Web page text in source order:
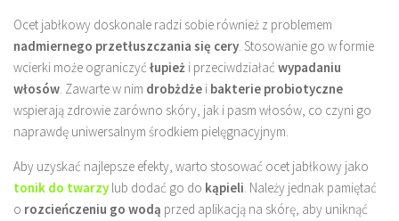
Ocet jabłkowy doskonale radzi sobie również z problemem
nadmiernego przetłuszczania się cery. Stosowanie go w formie
wcierki może ograniczyć łupież i przeciwdziałać wypadaniu
włosów. Zawarte w nim drobżdże i bakterie probiotyczne
wspierają zdrowie zarówno skóry, jak i pasm włosów, co czyni go
naprawdę uniwersalnym środkiem pielęgnacyjnym.
Aby uzyskać najlepsze efekty, warto stosować ocet jabłkowy jako
tonik do twarzy lub dodać go do kąpieli. Należy jednak pamiętać
o rozcieńczeniu go wodą przed aplikacją na skórę, aby uniknąć